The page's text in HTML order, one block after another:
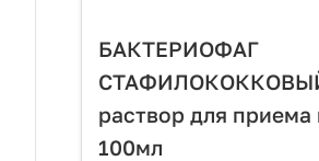
БАКТЕРИОФАГ
раствор для приема
100мл